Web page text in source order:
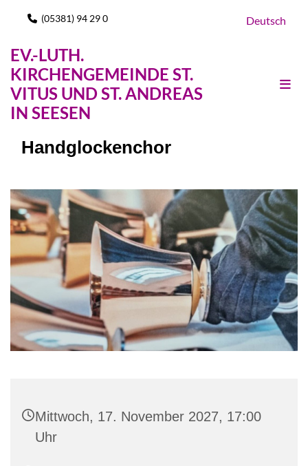
 (05381) 94 29 0 Deutsch
EV.-LUTH.
KIRCHENGEMEINDE ST.
VITUS UND ST. ANDREAS
IN SEESEN
Handglockenchor
Mittwoch, 17. November 2027, 17:00
Uhr